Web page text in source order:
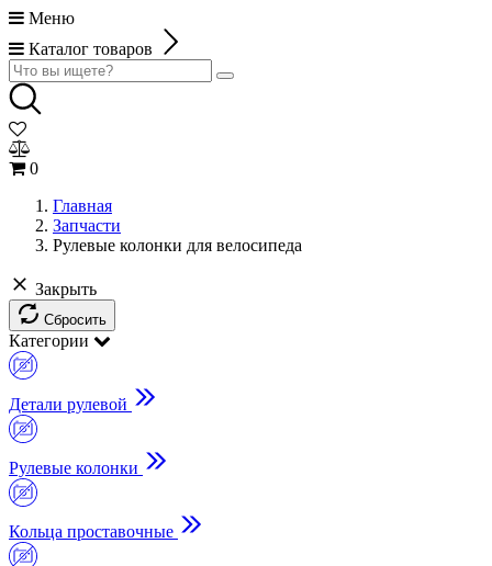
Меню
Каталог товаров
0
Главная
Запчасти
Рулевые колонки для велосипеда
Закрыть
Сбросить
Категории
Детали рулевой
Рулевые колонки
Кольца проставочные